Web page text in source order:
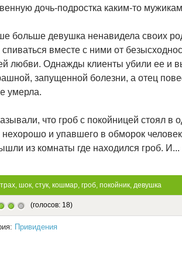
дочь-подростка каким-то
больше девушка ненавидела своих
спиваться вместе с ними от
любви. Однажды клиенты убили ее и
запущенной болезни, а отец
умерла.
что гроб с покойницей стоял в
нехорошо и упавшего в обморок
из комнаты где находился гроб.
, шок, стук, кошмар, гроб, покойник, девушка
(голосов: 18)
Привидения